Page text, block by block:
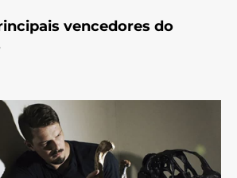
vencedores do